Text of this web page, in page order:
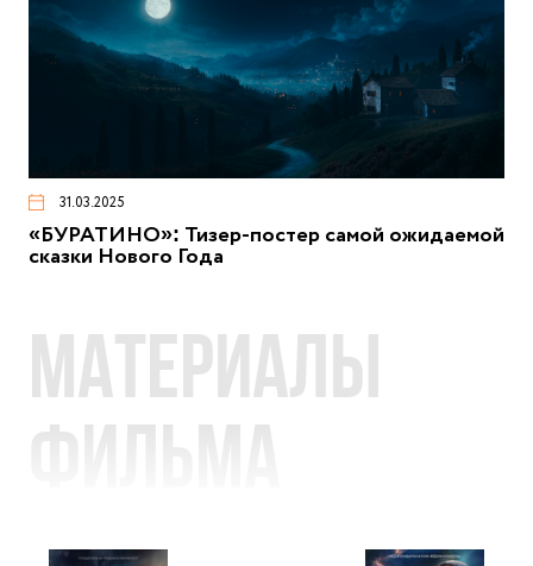
31.03.2025
«БУРАТИНО»: Тизер-постер самой ожидаемой
сказки Нового Года
Материалы
фильма